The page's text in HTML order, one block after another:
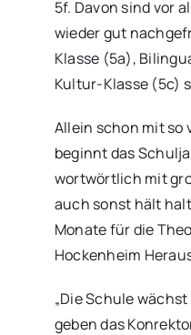
5f. Davon sind vor
wieder gut
Klasse (5a),
Kultur-Klasse (5c)
Allein schon mit so
beginnt das
wortwörtlich mit
auch sonst hält
Monate für die
Hockenheim
„Die Schule
geben das